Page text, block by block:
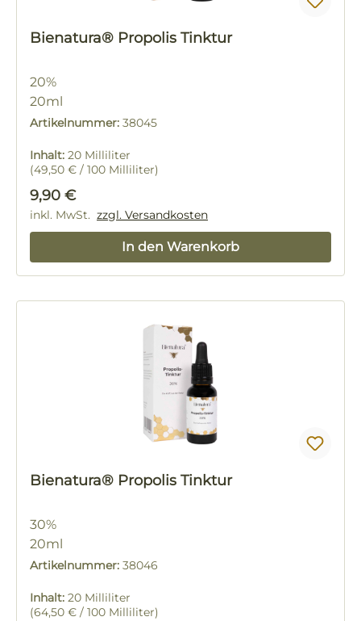
Bienatura® Propolis Tinktur
20%
20ml
Artikelnummer: 38045
Inhalt: 20 Milliliter
(49,50 € / 100 Milliliter)
Regulärer Preis:
9,90 €
inkl. MwSt. zzgl. Versandkosten
In den Warenkorb
Bienatura® Propolis Tinktur
30%
20ml
Artikelnummer: 38046
Inhalt: 20 Milliliter
(64,50 € / 100 Milliliter)